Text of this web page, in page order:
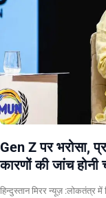
Gen Z पर भरोसा,
कारणों की जांच होनी
हिन्दुस्तान मिरर न्यूज़ :लोकतंत्र में